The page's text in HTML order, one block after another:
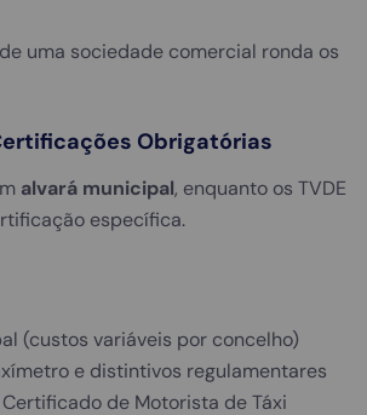
uma sociedade comercial ronda os
Obrigatórias
alvará municipal, enquanto os TVDE
específica.
(custos variáveis por concelho)
e distintivos regulamentares
de Motorista de Táxi